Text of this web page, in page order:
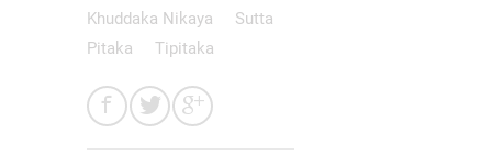
Khuddaka Nikaya
Sutta
Pitaka
Tipitaka